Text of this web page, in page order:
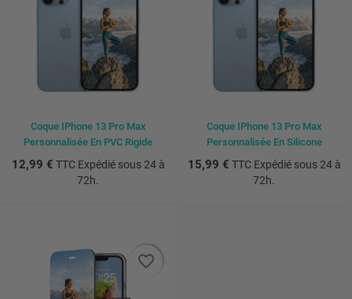
Coque IPhone 13 Pro Max
Personnalisée En PVC Rigide
12,99 € TTC Expédié sous 24 à
72h.
Coque IPhone 13 Pro Max
Personnalisée En Silicone
15,99 € TTC Expédié sous 24 à
72h.
favorite_border
favorite_border